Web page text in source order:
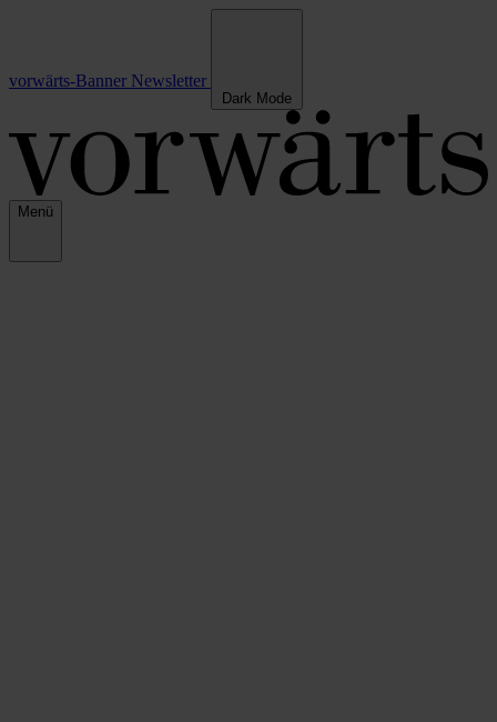
vorwärts-Banner Newsletter
Dark Mode
Menü